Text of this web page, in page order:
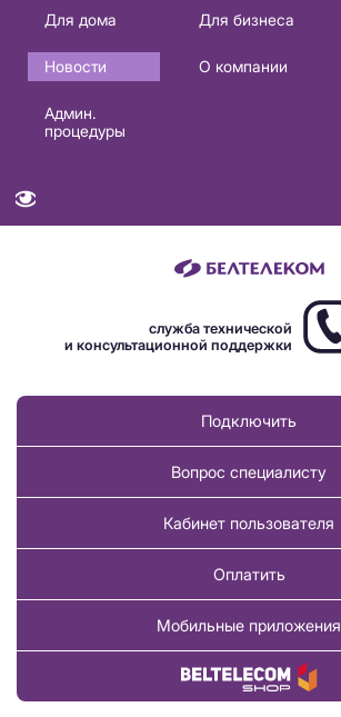
Основная
навигация
RU
Для дома Для бизнеса
Новости
О компании
Админ.
процедуры
служба технической
и консультационной поддержки
Подключить
Вопрос специалисту
Кабинет пользователя
Оплатить
Мобильные приложения
Купить товар